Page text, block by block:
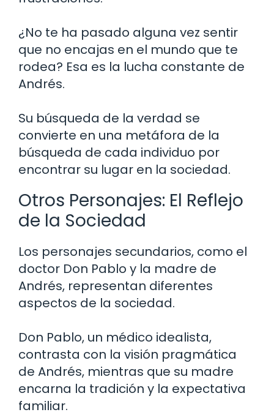
¿No te ha pasado alguna vez sentir
que no encajas en el mundo que te
rodea? Esa es la lucha constante de
Andrés.
Su búsqueda de la verdad se
convierte en una metáfora de la
búsqueda de cada individuo por
encontrar su lugar en la sociedad.
Otros Personajes: El Reflejo
de la Sociedad
Los personajes secundarios, como el
doctor Don Pablo y la madre de
Andrés, representan diferentes
aspectos de la sociedad.
Don Pablo, un médico idealista,
contrasta con la visión pragmática
de Andrés, mientras que su madre
encarna la tradición y la expectativa
familiar.